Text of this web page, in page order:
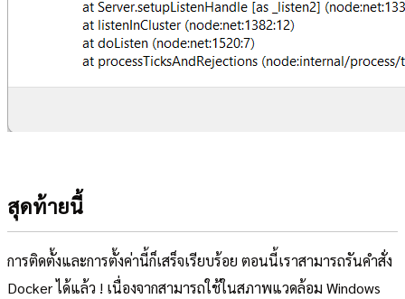
สุดท้ายนี้
การติดตั้งและการตั้งค่านี้ก็เสร็จเรียบร้อย ตอนนี้เราสามารถรันคำสั่ง
Docker ได้แล้ว ! เนื่องจากสามารถใช้ในสภาพแวดล้อม Windows